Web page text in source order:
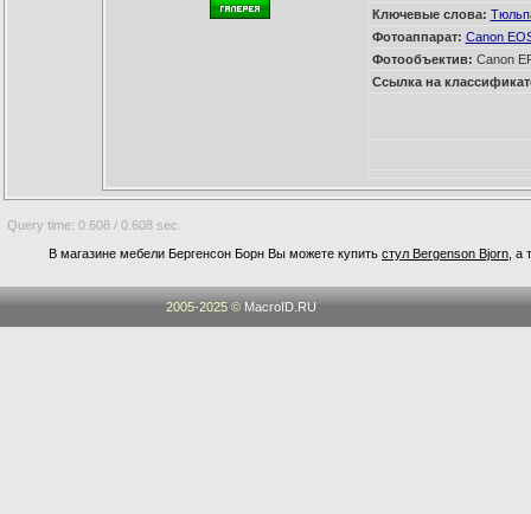
Ключевые слова:
Фотоаппарат: Canon
Фотообъектив: Canon
Ссылка на
Query time: 0.608 / 0.608 sec.
В магазине мебели Бергенсон Борн Вы можете купить стул Bergenson Bjorn ,
2005-2025 © MacroID.RU